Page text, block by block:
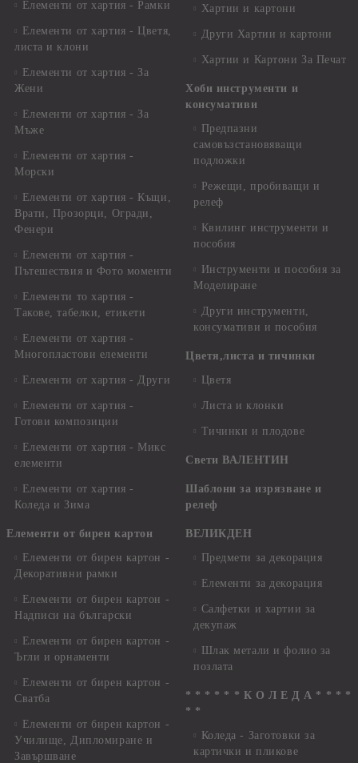
Елементи от хартия - Рамки
Елементи от хартия - Цветя,
листа и клони
Елементи от хартия - За
Жени
Елементи от хартия - За
Мъже
Елементи от хартия -
Морски
Елементи от хартия - Къщи,
Врати, Прозорци, Огради,
Фенери
Елементи от хартия -
Пътешествия и Фото моменти
Елементи то хартия -
Такове, табелки, етикети
Елементи от хартия -
Многопластови елементи
Елементи от хартия - Други
Елементи от хартия -
Готови композиции
Елементи от хартия - Микс
елементи
Елементи от хартия -
Коледа и Зима
Елементи от бирен картон
Елементи от бирен картон -
Декоративни рамки
Елементи от бирен картон -
Надписи на български
Елементи от бирен картон -
Ъгли и орнаменти
Елементи от бирен картон -
Сватба
Елементи от бирен картон -
Училище, Дипломиране и
Завършване
Хартии и картони
Други Хартии и картони
Хартии и Картони За Печат
Хоби инструменти и
консумативи
Предпазни
самовъзстановяващи
подложки
Режещи, пробиващи и
релеф
Квилинг инструменти и
пособия
Инструменти и пособия за
Моделиране
Други инструменти,
консумативи и пособия
Цветя,листа и тичинки
Цветя
Листа и клонки
Тичинки и плодове
Свети ВАЛЕНТИН
Шаблони за изрязване и
релеф
ВЕЛИКДЕН
Предмети за декорация
Елементи за декорация
Салфетки и хартии за
декупаж
Шлак метали и фолио за
позлата
* * * * * * К О Л Е Д А * * * *
* *
Коледа - Заготовки за
картички и пликове